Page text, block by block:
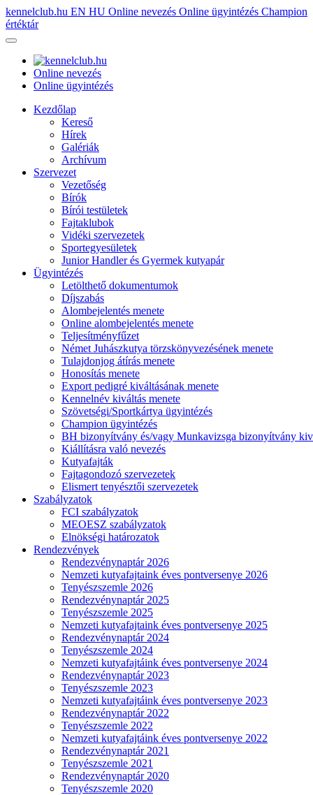
kennelclub.hu EN HU Online nevezés Online ügyintézés Champion
értéktár
Online nevezés
Online ügyintézés
Kezdőlap
Kereső
Hírek
Galériák
Archívum
Szervezet
Vezetőség
Bírók
Bírói testületek
Fajtaklubok
Vidéki szervezetek
Sportegyesületek
Junior Handler és Gyermek kutyapár
Ügyintézés
Letölthető dokumentumok
Díjszabás
Alombejelentés menete
Online alombejelentés menete
Teljesítményfűzet
Német Juhászkutya törzskönyvezésének menete
Tulajdonjog átírás menete
Honosítás menete
Export pedigré kiváltásának menete
Kennelnév kiváltás menete
Szövetségi/Sportkártya ügyintézés
Champion ügyintézés
BH bizonyítvány és/vagy Munkavizsga bizonyítvány
Kiállításra való nevezés
Kutyafajták
Fajtagondozó szervezetek
Elismert tenyésztői szervezetek
Szabályzatok
FCI szabályzatok
MEOESZ szabályzatok
Elnökségi határozatok
Rendezvények
Rendezvénynaptár 2026
Nemzeti kutyafajtaink éves pontversenye 2026
Tenyészszemle 2026
Rendezvénynaptár 2025
Tenyészszemle 2025
Nemzeti kutyafajtaink éves pontversenye 2025
Rendezvénynaptár 2024
Tenyészszemle 2024
Nemzeti kutyafajtáink éves pontversenye 2024
Rendezvénynaptár 2023
Tenyészszemle 2023
Nemzeti kutyafajtáink éves pontversenye 2023
Rendezvénynaptár 2022
Tenyészszemle 2022
Nemzeti kutyafajtáink éves pontversenye 2022
Rendezvénynaptár 2021
Tenyészszemle 2021
Rendezvénynaptár 2020
Tenyészszemle 2020